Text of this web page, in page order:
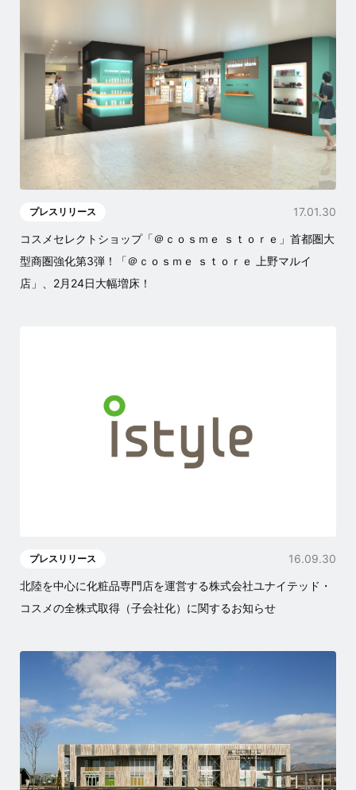
プレスリリース
17.01.30
コスメセレクトショップ「＠ｃｏｓｍｅ ｓｔｏｒｅ」首都圏大
型商圏強化第3弾！「＠ｃｏｓｍｅ ｓｔｏｒｅ 上野マルイ
店」、2月24日大幅増床！
プレスリリース
16.09.30
北陸を中心に化粧品専門店を運営する株式会社ユナイテッド・
コスメの全株式取得（子会社化）に関するお知らせ